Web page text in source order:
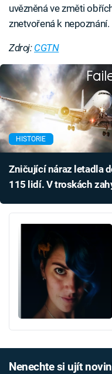
uvězněná ve změti
znetvořená k nepoznání.
Zdroj: CGTN
HISTORIE
Zničující náraz letadla
115 lidí. V troskách
Nenechte si ujít